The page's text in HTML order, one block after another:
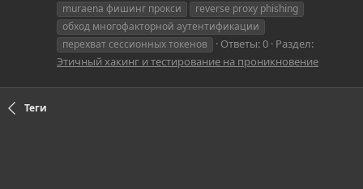
muraena фишинг прокси
reverse proxy phishing
обход многофакторной аутентификации
перехват сессионных токенов
Ответы: 0 Раздел:
Этичный хакинг и тестирование на проникновение
Теги